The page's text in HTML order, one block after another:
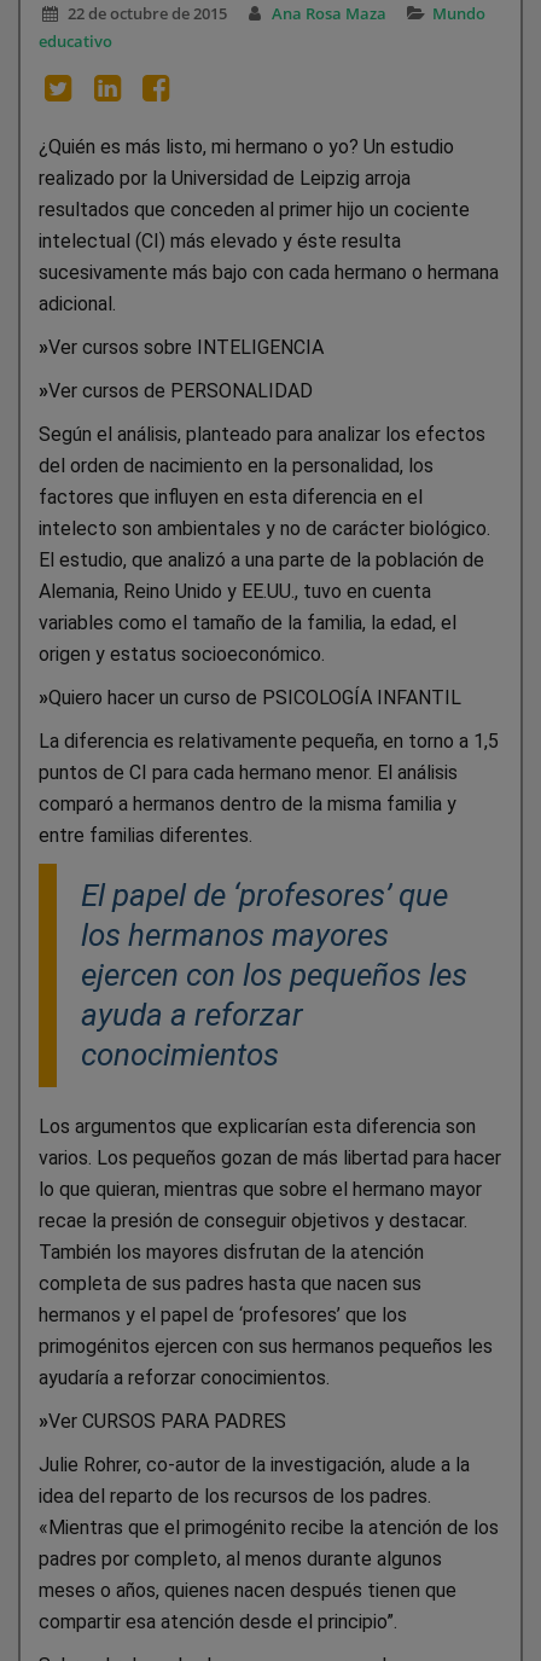
22 de octubre de 2015 Ana Rosa Maza
Mundo
educativo
¿Quién es más listo, mi hermano o yo? Un estudio
realizado por la Universidad de Leipzig arroja
resultados que conceden al primer hijo un cociente
intelectual (CI) más elevado y éste resulta
sucesivamente más bajo con cada hermano o hermana
adicional.
»Ver cursos sobre INTELIGENCIA
»Ver cursos de PERSONALIDAD
Según el análisis, planteado para analizar los efectos
del orden de nacimiento en la personalidad, los
factores que influyen en esta diferencia en el
intelecto son ambientales y no de carácter biológico.
El estudio, que analizó a una parte de la población de
Alemania, Reino Unido y EE.UU., tuvo en cuenta
variables como el tamaño de la familia, la edad, el
origen y estatus socioeconómico.
»Quiero hacer un curso de PSICOLOGÍA INFANTIL
La diferencia es relativamente pequeña, en torno a 1,5
puntos de CI para cada hermano menor. El análisis
comparó a hermanos dentro de la misma familia y
entre familias diferentes.
El papel de ‘profesores’ que
los hermanos mayores
ejercen con los pequeños les
ayuda a reforzar
conocimientos
Los argumentos que explicarían esta diferencia son
varios. Los pequeños gozan de más libertad para hacer
lo que quieran, mientras que sobre el hermano mayor
recae la presión de conseguir objetivos y destacar.
También los mayores disfrutan de la atención
completa de sus padres hasta que nacen sus
hermanos y el papel de ‘profesores’ que los
primogénitos ejercen con sus hermanos pequeños les
ayudaría a reforzar conocimientos.
»Ver CURSOS PARA PADRES
Julie Rohrer, co-autor de la investigación, alude a la
idea del reparto de los recursos de los padres.
«Mientras que el primogénito recibe la atención de los
padres por completo, al menos durante algunos
meses o años, quienes nacen después tienen que
compartir esa atención desde el principio”.